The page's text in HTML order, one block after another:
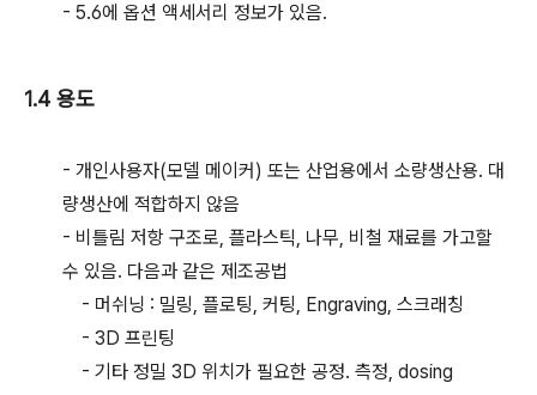
- 5.6에 옵션 액세서리 정보가 있음.
1.4 용도
- 개인사용자(모델 메이커) 또는 산업용에서 소량생산용. 대
량생산에 적합하지 않음
- 비틀림 저항 구조로, 플라스틱, 나무, 비철 재료를 가고할
수 있음. 다음과 같은 제조공법
- 머쉬닝 : 밀링, 플로팅, 커팅, Engraving, 스크래칭
- 3D 프린팅
- 기타 정밀 3D 위치가 필요한 공정. 측정, dosing